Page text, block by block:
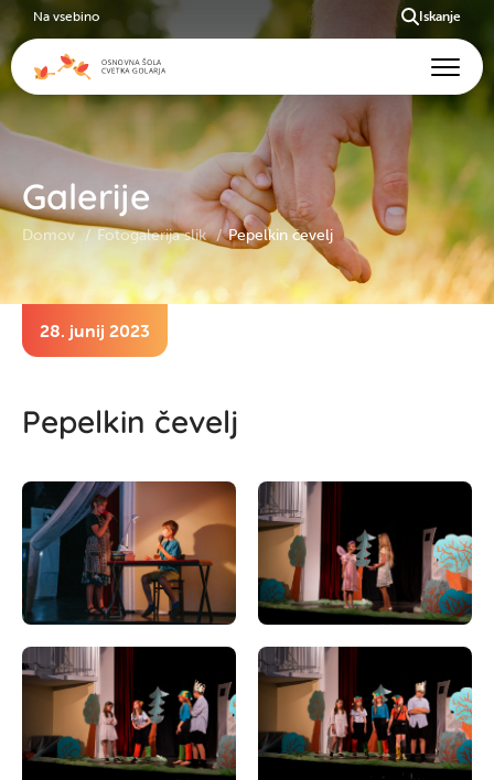
Galerije
Domov Fotogalerija slik Pepelkin čevelj
28. junij 2023
Pepelkin čevelj
Na vsebino Iskanje